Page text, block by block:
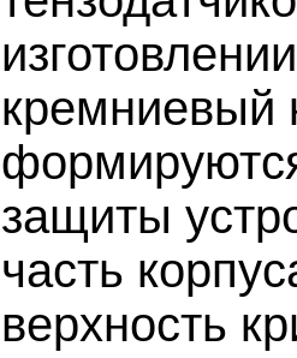
кремниевый
защиты
часть
верхность